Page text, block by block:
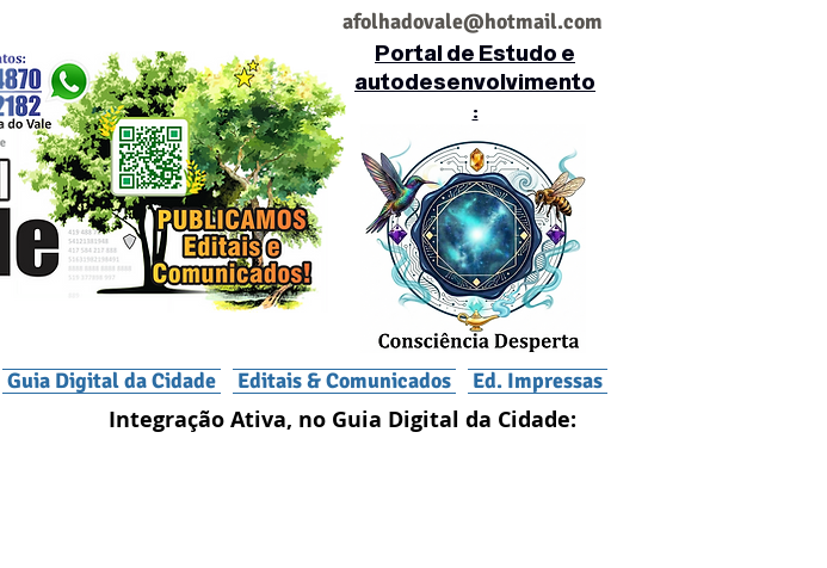
afolhadovale@hotmail.com
Portal de Estudo e
autodesenvolvimento
:
Guia Digital da Cidade Editais & Comunicados Ed. Impressas
Integração Ativa, no Guia Digital da Cidade: